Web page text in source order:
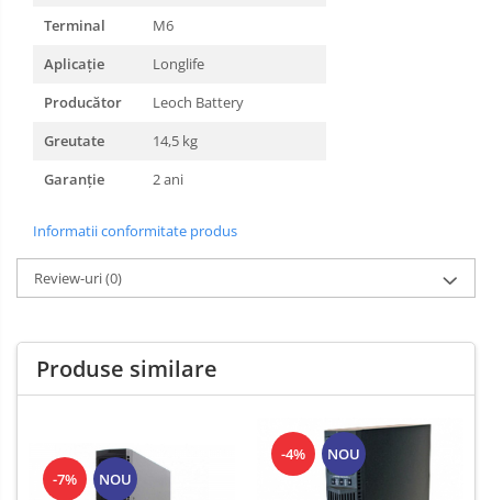
Terminal
M6
Aplicație
Longlife
Producător
Leoch Battery
Greutate
14,5 kg
Garanție
2 ani
Informatii conformitate produs
Review-uri(0)
Produse similare
-7% NOU
-4% NOU